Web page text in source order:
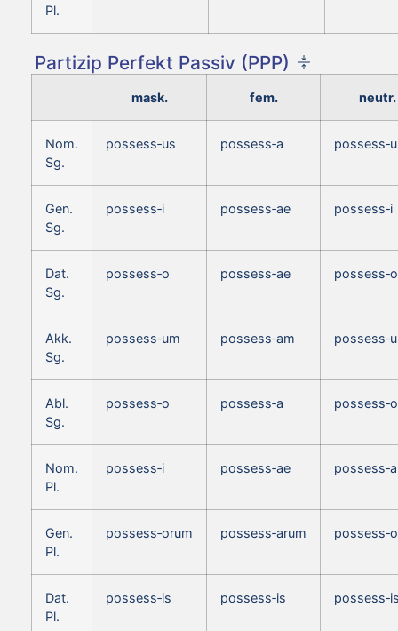
Pl.
Partizip Perfekt Passiv (PPP)
mask. fem. neutr.
Nom.
Sg.
possess‑us possess‑a
Gen.
Sg.
possess‑i possess‑ae possess‑i
Dat.
Sg.
possess‑o possess‑ae possess‑o
Akk.
Sg.
possess‑um possess‑am
Abl.
Sg.
possess‑o possess‑a possess‑o
Nom.
Pl.
possess‑i possess‑ae possess‑a
Gen.
Pl.
possess‑orum possess‑arum
Dat.
Pl.
possess‑is possess‑is